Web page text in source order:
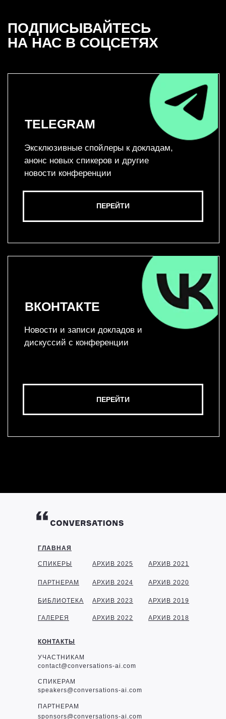
ГЛАВНАЯ
КОНТАКТЫ
СПИКЕРЫ
ПАРТНЕРАМ
БИБЛИОТЕКА
УЧАСТНИКАМ
contact@conversations-ai.com
СПИКЕРАМ
speakers@conversations-ai.com
ПАРТНЕРАМ
sponsors@conversations-ai.com
ГАЛЕРЕЯ
АРХИВ 2025
АРХИВ 2024
АРХИВ 2023
АРХИВ 2022
АРХИВ 2021
АРХИВ 2020
АРХИВ 2019
АРХИВ 2018